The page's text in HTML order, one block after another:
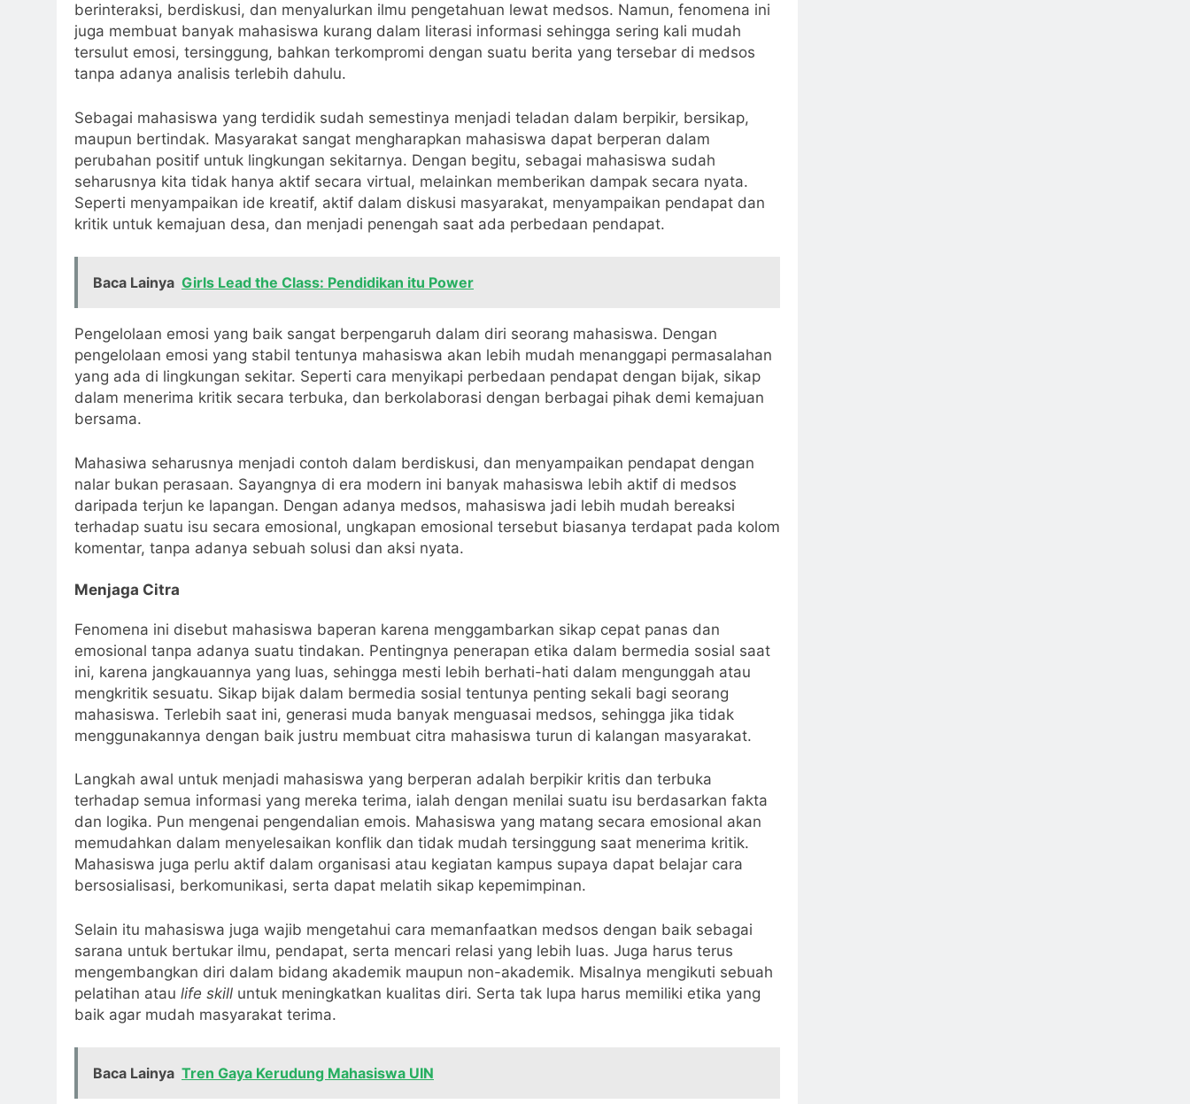
berinteraksi, berdiskusi, dan menyalurkan ilmu pengetahuan lewat medsos. Namun, fenomena ini
juga membuat banyak mahasiswa kurang dalam literasi informasi sehingga sering kali mudah
tersulut emosi, tersinggung, bahkan terkompromi dengan suatu berita yang tersebar di medsos
tanpa adanya analisis terlebih dahulu.
Sebagai mahasiswa yang terdidik sudah semestinya menjadi teladan dalam berpikir, bersikap,
maupun bertindak. Masyarakat sangat mengharapkan mahasiswa dapat berperan dalam
perubahan positif untuk lingkungan sekitarnya. Dengan begitu, sebagai mahasiswa sudah
seharusnya kita tidak hanya aktif secara virtual, melainkan memberikan dampak secara nyata.
Seperti menyampaikan ide kreatif, aktif dalam diskusi masyarakat, menyampaikan pendapat dan
kritik untuk kemajuan desa, dan menjadi penengah saat ada perbedaan pendapat.
Baca Lainya Girls Lead the Class: Pendidikan itu Power
Pengelolaan emosi yang baik sangat berpengaruh dalam diri seorang mahasiswa. Dengan
pengelolaan emosi yang stabil tentunya mahasiswa akan lebih mudah menanggapi permasalahan
yang ada di lingkungan sekitar. Seperti cara menyikapi perbedaan pendapat dengan bijak, sikap
dalam menerima kritik secara terbuka, dan berkolaborasi dengan berbagai pihak demi kemajuan
bersama.
Mahasiwa seharusnya menjadi contoh dalam berdiskusi, dan menyampaikan pendapat dengan
nalar bukan perasaan. Sayangnya di era modern ini banyak mahasiswa lebih aktif di medsos
daripada terjun ke lapangan. Dengan adanya medsos, mahasiswa jadi lebih mudah bereaksi
terhadap suatu isu secara emosional, ungkapan emosional tersebut biasanya terdapat pada kolom
komentar, tanpa adanya sebuah solusi dan aksi nyata.
Menjaga Citra
Fenomena ini disebut mahasiswa baperan karena menggambarkan sikap cepat panas dan
emosional tanpa adanya suatu tindakan. Pentingnya penerapan etika dalam bermedia sosial saat
ini, karena jangkauannya yang luas, sehingga mesti lebih berhati-hati dalam mengunggah atau
mengkritik sesuatu. Sikap bijak dalam bermedia sosial tentunya penting sekali bagi seorang
mahasiswa. Terlebih saat ini, generasi muda banyak menguasai medsos, sehingga jika tidak
menggunakannya dengan baik justru membuat citra mahasiswa turun di kalangan masyarakat.
Langkah awal untuk menjadi mahasiswa yang berperan adalah berpikir kritis dan terbuka
terhadap semua informasi yang mereka terima, ialah dengan menilai suatu isu berdasarkan fakta
dan logika. Pun mengenai pengendalian emois. Mahasiswa yang matang secara emosional akan
memudahkan dalam menyelesaikan konflik dan tidak mudah tersinggung saat menerima kritik.
Mahasiswa juga perlu aktif dalam organisasi atau kegiatan kampus supaya dapat belajar cara
bersosialisasi, berkomunikasi, serta dapat melatih sikap kepemimpinan.
Selain itu mahasiswa juga wajib mengetahui cara memanfaatkan medsos dengan baik sebagai
sarana untuk bertukar ilmu, pendapat, serta mencari relasi yang lebih luas. Juga harus terus
mengembangkan diri dalam bidang akademik maupun non-akademik. Misalnya mengikuti sebuah
pelatihan atau life skill untuk meningkatkan kualitas diri. Serta tak lupa harus memiliki etika yang
baik agar mudah masyarakat terima.
Baca Lainya Tren Gaya Kerudung Mahasiswa UIN